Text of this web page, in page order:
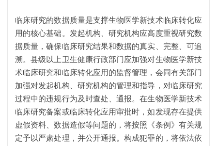
临床研究的数据质量是支撑生物医学新技术临床转化应
用的核心基础。发起机构、研究机构应高度重视研究数
据质量，确保临床研究结果和数据的真实、完整、可追
溯。县级以上卫生健康行政部门应加强对生物医学新技
术临床研究和临床转化应用的监督管理，会同有关部门
加强对发起机构、研究机构的管理和指导，对临床研究
过程中的违规行为及时查处、通报。在生物医学新技术
临床研究备案或临床转化应用审批时，如发现存在提供
虚假资料、数据造假等问题的，将按照《条例》有关规
定予以严肃处理，并公开通报。构成犯罪的，将依法依